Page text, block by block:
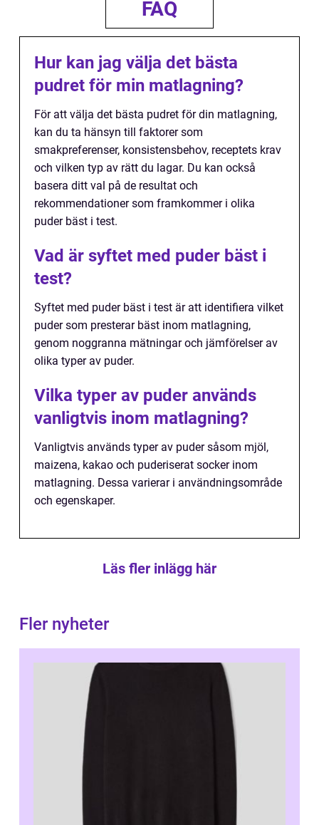
FAQ
Hur kan jag välja det bästa
pudret för min matlagning?
För att välja det bästa pudret för din matlagning,
kan du ta hänsyn till faktorer som
smakpreferenser, konsistensbehov, receptets krav
och vilken typ av rätt du lagar. Du kan också
basera ditt val på de resultat och
rekommendationer som framkommer i olika
puder bäst i test.
Vad är syftet med puder bäst i
test?
Syftet med puder bäst i test är att identifiera vilket
puder som presterar bäst inom matlagning,
genom noggranna mätningar och jämförelser av
olika typer av puder.
Vilka typer av puder används
vanligtvis inom matlagning?
Vanligtvis används typer av puder såsom mjöl,
maizena, kakao och puderiserat socker inom
matlagning. Dessa varierar i användningsområde
och egenskaper.
Läs fler inlägg här
Fler nyheter